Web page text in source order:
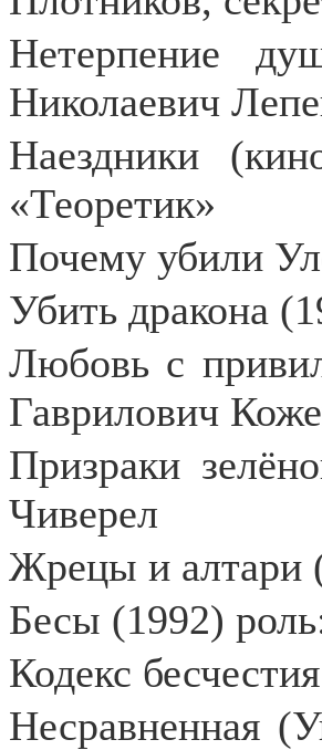
Нетерпение
Николаевич
Наездники
«Теоретик»
Почему убили
Убить дракона
Любовь с
Гаврилович
Призраки
Чиверел
Жрецы и алтари
Бесы (1992)
Кодекс
Несравненная